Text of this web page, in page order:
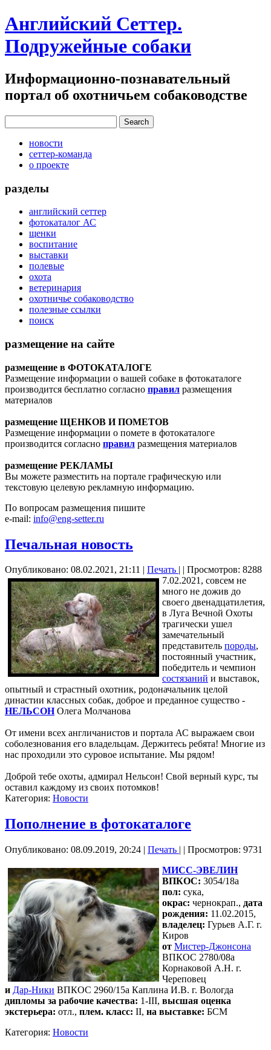
Английский Сеттер.
Подружейные собаки
Информационно-познавательный
портал об охотничьем собаководстве
новости
сеттер-команда
о проекте
разделы
английский сеттер
фотокаталог АС
щенки
воспитание
выставки
полевые
охота
ветеринария
охотничье собаководство
полезные ссылки
поиск
размещение на сайте
размещение в ФОТОКАТАЛОГЕ
Размещение информации о вашей собаке в фотокаталоге
производится бесплатно согласно правил размещения
материалов
размещение ЩЕНКОВ И ПОМЕТОВ
Размещение информации о помете в фотокаталоге
производится согласно правил размещения материалов
размещение РЕКЛАМЫ
Вы можете разместить на портале графическую или
текстовую целевую рекламную информацию.
По вопросам размещения пишите
e-mail: info@eng-setter.ru
Печальная новость
Опубликовано: 08.02.2021, 21:11 Печать
| Просмотров: 8288
7.02.2021, совсем не
много не дожив до
своего двенадцатилетия,
в Луга Вечной Охоты
трагически ушел
замечательный
представитель породы,
постоянный участник,
победитель и чемпион
состязаний и выставок,
опытный и страстный охотник, родоначальник целой
династии классных собак, доброе и преданное существо -
НЕЛЬСОНОлега Молчанова
От имени всех англичанистов и портала АС выражаем свои
соболезнования его владельцам. Держитесь ребята! Многие из
нас проходили это суровое испытание. Мы рядом!
Доброй тебе охоты, адмирал Нельсон! Свой верный курс, ты
оставил каждому из своих потомков!
Категория: Новости
Пополнение в фотокаталоге
Опубликовано: 08.09.2019, 20:24 | Печать | | Просмотров: 9731
МИСС-ЭВЕЛИН
ВПКОС: 3054/18а
пол: сука,
окрас: чернокрап., дата
рождения: 11.02.2015,
владелец: Гурьев А.Г. г.
Киров
от Мистер-Джонсона
ВПКОС 2780/08а
Корнаковой А.Н. г.
Череповец
и Дар-Ники ВПКОС 2960/15а Каплина И.В. г. Вологда
дипломы за рабочие качества: 1-III, высшая оценка
экстерьера: отл., плем. класс: II, на выставке: БСМ
Категория: Новости